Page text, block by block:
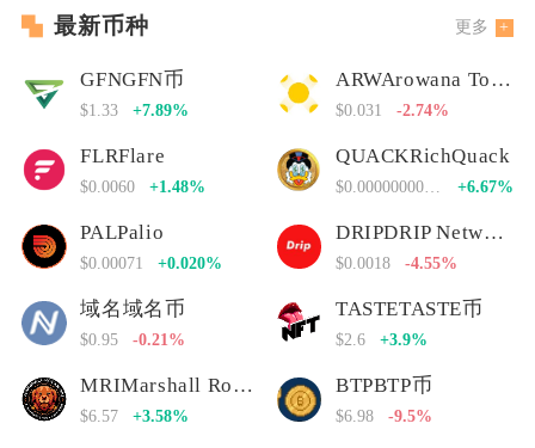
最新币种 更多
GFNGFN币
$1.33 +7.89%
ARWArowana Token
$0.031 -2.74%
FLRFlare
$0.0060 +1.48%
QUACKRichQuack
+6.67%
PALPalio
$0.00071 +0.020%
DRIPDRIP Network
$0.0018 -4.55%
域名域名币
$0.95 -0.21%
TASTETASTE币
$2.6 +3.9%
MRIMarshall Rogan Inu
$6.57 +3.58%
BTPBTP币
$6.98 -9.5%